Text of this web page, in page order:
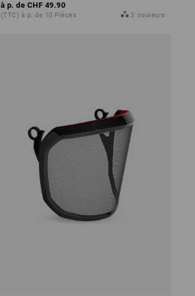
à p. de CHF 49.90
(TTC) à p. de 10 Pièces 3 couleurs